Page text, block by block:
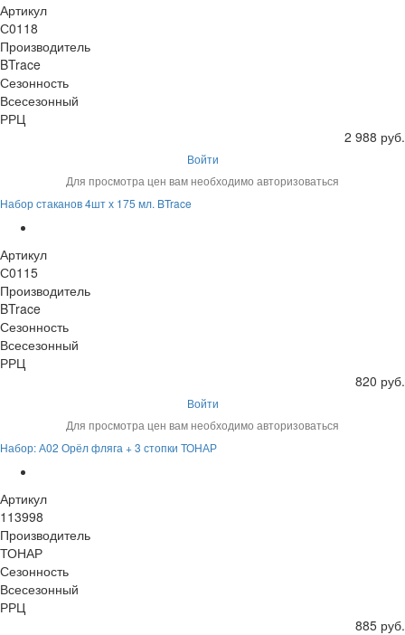
Артикул
С0118
Производитель
BTrace
Сезонность
Всесезонный
РРЦ
2 988 руб.
Войти
Для просмотра цен вам необходимо авторизоваться
Набор стаканов 4шт х 175 мл. BTrace
Артикул
С0115
Производитель
BTrace
Сезонность
Всесезонный
РРЦ
820 руб.
Войти
Для просмотра цен вам необходимо авторизоваться
Набор: А02 Орёл фляга + 3 стопки ТОНАР
Артикул
113998
Производитель
ТОНАР
Сезонность
Всесезонный
РРЦ
885 руб.